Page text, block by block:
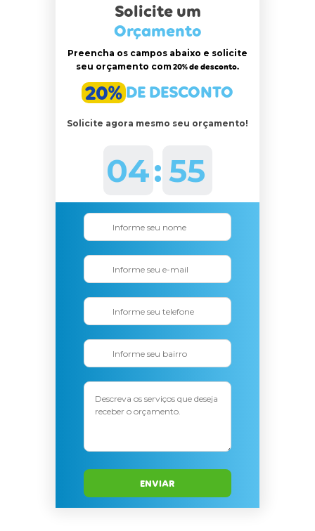
Solicite um
Orçamento
Preencha os campos abaixo e solicite
seu orçamento com20% de desconto.
20% DE DESCONTO
Solicite agora mesmo seu orçamento!
04: 53
ENVIAR